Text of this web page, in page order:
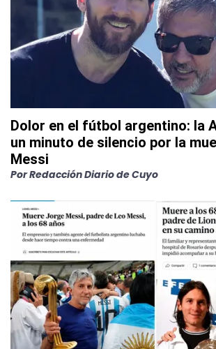
Dolor en el fútbol argentino: la
un minuto de silencio por la
Messi
PorRedacción Diario de Cuyo